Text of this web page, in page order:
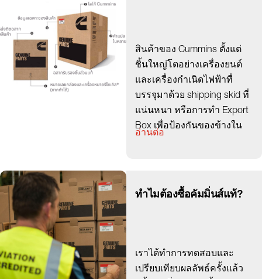
สินค้าของ Cummins ตั้งแต่
ชิ้นใหญ่โตอย่างเครื่องยนต์
และเครื่องกำเนิดไฟฟ้าทื่
บรรจุมาด้วย shipping skid ที่
แน่นหนา หรือการทำ Export
Box เพื่อป้องกันของข้างใน
อ่านต่อ
ทำไมต้องซื้อคัมมิ่นส์แท้?
เราได้ทำการทดสอบและ
เปรียบเทียบผลลัพธ์ครั้งแล้ว